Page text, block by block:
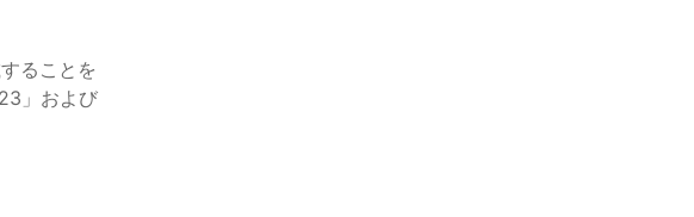
ることを
」および